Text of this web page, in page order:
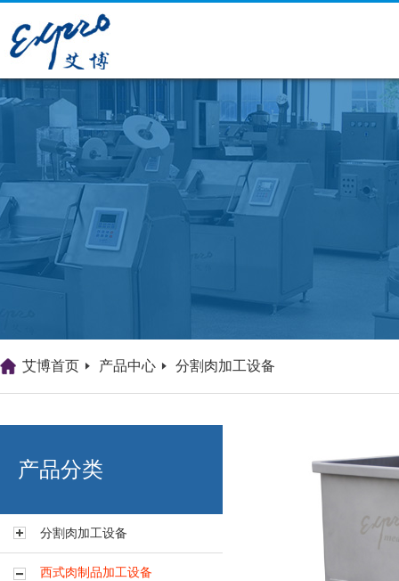
艾博肉类科技（浙江）有限
艾博首页 产品中心 分割肉加工设备
产品分类
分割肉加工设备
西式肉制品加工设备